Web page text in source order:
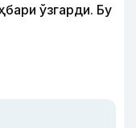
ўзгарди. Бу